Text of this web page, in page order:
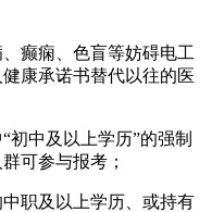
癫痫、色盲等妨碍电工
康承诺书替代以往的医
初中及以上学历”的强制
可参与报考；
职及以上学历、或持有